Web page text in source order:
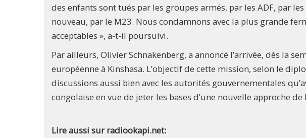
des enfants sont tués par les groupes armés, par les ADF, par
nouveau, par le M23. Nous condamnons avec la plus grande
acceptables », a-t-il poursuivi.
Par ailleurs, Olivier Schnakenberg, a annoncé l’arrivée, dès la
européenne à Kinshasa. L’objectif de cette mission, selon le
discussions aussi bien avec les autorités gouvernementales
congolaise en vue de jeter les bases d’une nouvelle approche de
Lire aussi sur radiookapi.net: